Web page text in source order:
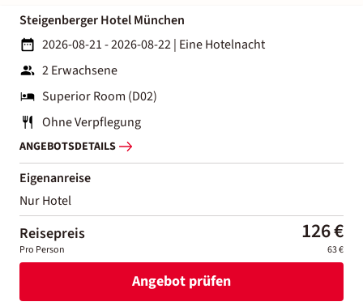
Steigenberger Hotel München
2026-08-21 - 2026-08-22| Eine Hotelnacht
2 Erwachsene
Superior Room (D02)
Ohne Verpflegung
ANGEBOTSDETAILS
Eigenanreise
Nur Hotel
Reisepreis 126 €
Pro Person 63 €
Angebot prüfen